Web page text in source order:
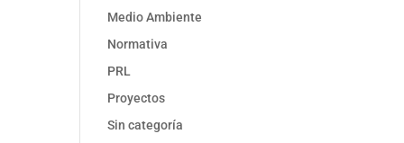
Medio Ambiente
Normativa
PRL
Proyectos
Sin categoría